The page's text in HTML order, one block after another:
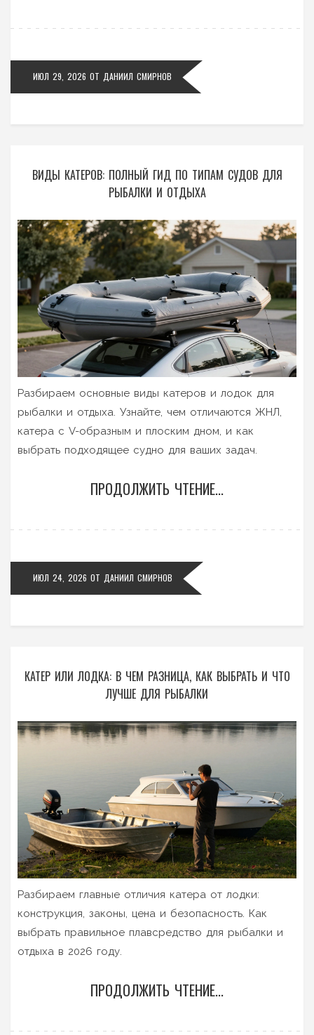
ИЮЛ 29, 2026 ОТ ДАНИИЛ СМИРНОВ
ВИДЫ КАТЕРОВ: ПОЛНЫЙ ГИД ПО ТИПАМ СУДОВ ДЛЯ
РЫБАЛКИ И ОТДЫХА
Разбираем основные виды катеров и лодок для
рыбалки и отдыха. Узнайте, чем отличаются ЖНЛ,
катера с V-образным и плоским дном, и как
выбрать подходящее судно для ваших задач.
ПРОДОЛЖИТЬ ЧТЕНИЕ...
ИЮЛ 24, 2026 ОТ ДАНИИЛ СМИРНОВ
КАТЕР ИЛИ ЛОДКА: В ЧЕМ РАЗНИЦА, КАК ВЫБРАТЬ И ЧТО
ЛУЧШЕ ДЛЯ РЫБАЛКИ
Разбираем главные отличия катера от лодки:
конструкция, законы, цена и безопасность. Как
выбрать правильное плавсредство для рыбалки и
отдыха в 2026 году.
ПРОДОЛЖИТЬ ЧТЕНИЕ...